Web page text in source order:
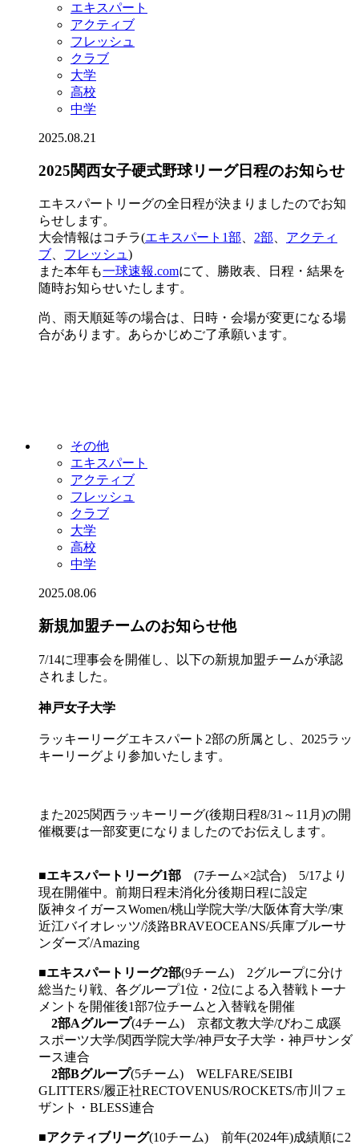
エキスパート
アクティブ
フレッシュ
クラブ
大学
高校
中学
2025.08.21
2025関西女子硬式野球リーグ日程のお知らせ
エキスパートリーグの全日程が決まりましたのでお知
らせします。
大会情報はコチラ(エキスパート1部、 2部、 アクティ
ブ、 フレッシュ)
また本年も一球速報.comにて、勝敗表、日程・結果を
随時お知らせいたします。
尚、雨天順延等の場合は、日時・会場が変更になる場
合があります。あらかじめご了承願います。
その他
エキスパート
アクティブ
フレッシュ
クラブ
大学
高校
中学
2025.08.06
新規加盟チームのお知らせ他
7/14に理事会を開催し、以下の新規加盟チームが承認
されました。
神戸女子大学
ラッキーリーグエキスパート2部の所属とし、2025ラッ
キーリーグより参加いたします。
また2025関西ラッキーリーグ(後期日程8/31～11月)の開
催概要は一部変更になりましたのでお伝えします。
■エキスパートリーグ1部 (7チーム×2試合) 5/17より
現在開催中。前期日程未消化分後期日程に設定
阪神タイガースWomen/桃山学院大学/大阪体育大学/東
近江バイオレッツ/淡路BRAVEOCEANS/兵庫ブルーサ
ンダーズ/Amazing
■エキスパートリーグ2部(9チーム) 2グループに分け
総当たり戦、各グループ1位・2位による入替戦トーナ
メントを開催後1部7位チームと入替戦を開催
2部Aグループ(4チーム) 京都文教大学/びわこ成蹊
スポーツ大学/関西学院大学/神戸女子大学・神戸サンダ
ース連合
2部Bグループ(5チーム) WELFARE/SEIBI
GLITTERS/履正社RECTOVENUS/ROCKETS/市川フェ
ザント・BLESS連合
■アクティブリーグ(10チーム) 前年(2024年)成績順に2